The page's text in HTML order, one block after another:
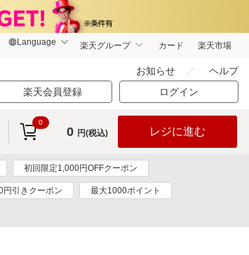
楽天グループ カード 楽天市場
お知らせ ヘルプ
楽天会員登録 ログイン
0
0 円(税込) レジに進む
初回限定1,000円OFFクーポン
円引きクーポン 最大1000ポイント